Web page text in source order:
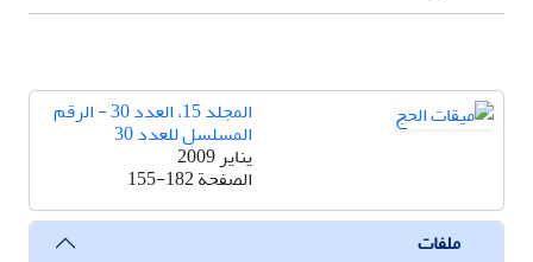
المجلد 15، العدد 30 - الرقم
المسلسل للعدد 30
يناير 2009
الصفحة155-182
ملفات